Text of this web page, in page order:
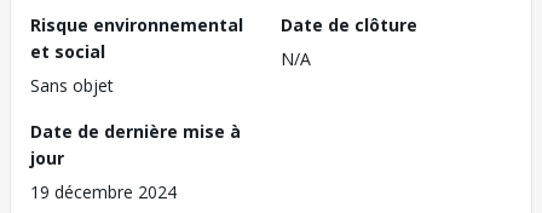
Risque environnemental
et social
Sans objet
Date de clôture
N/A
Date de dernière mise à
jour
19 décembre 2024